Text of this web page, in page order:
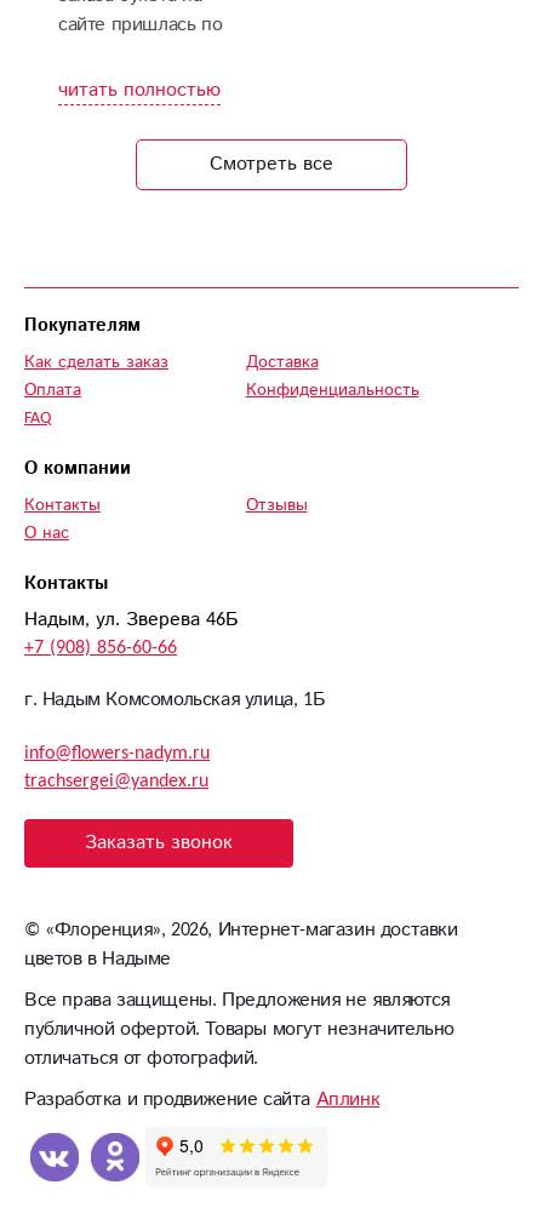
сайте пришлась по
цветы, указал
количество, уточнил
у менеджера детали
назначенное время
читать полностью
Смотреть все
Контакты
Надым, ул. Зверева 46Б
+7 (908) 856-60-66
г. Надым Комсомольская улица, 1Б
info@flowers-nadym.ru
trachsergei@yandex.ru
Заказать звонок
Покупателям
Как сделать заказ
Оплата
FAQ
Доставка
Конфиденциальность
О компании
Контакты
О нас
Отзывы
© «Флоренция», 2026, Интернет-магазин доставки
цветов в Надыме
Все права защищены. Предложения не являются
публичной офертой. Товары могут незначительно
отличаться от фотографий.
Разработка и продвижение сайтаАплинк